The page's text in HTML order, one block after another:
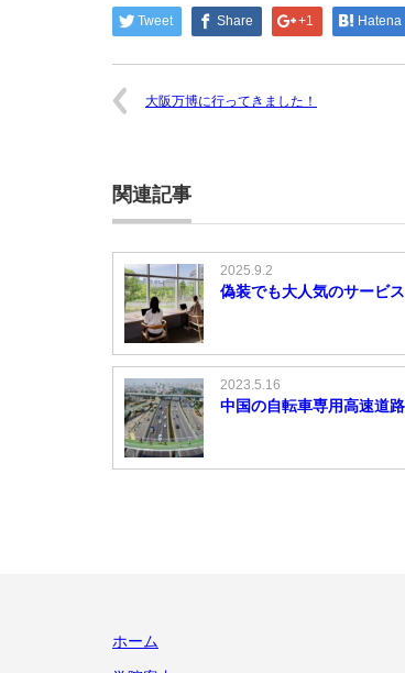
Tweet Share +1 Hatena
大阪万博に行ってきました！
関連記事
2025.9.2
偽装でも大人気のサービ
2023.5.16
中国の自転車専用高速道
ホーム